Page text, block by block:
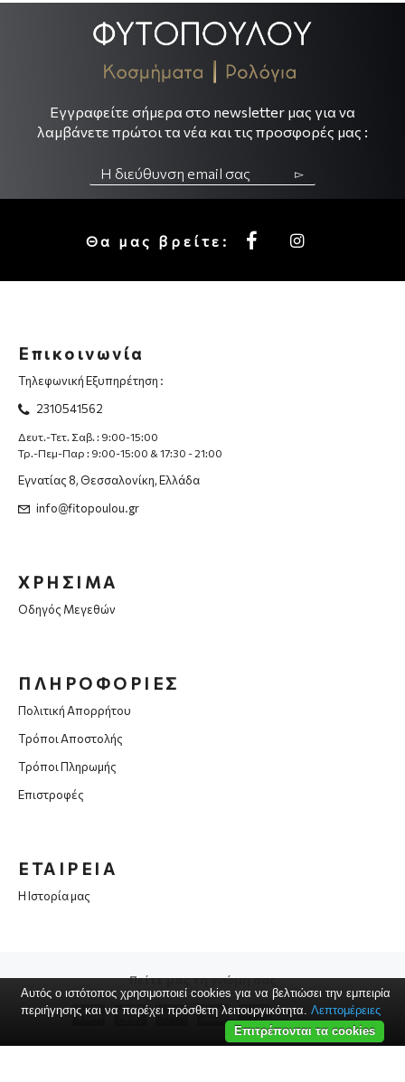
Εγγραφείτε σήμερα στο newsletter μας για να
λαμβάνετε πρώτοι τα νέα και τις προσφορές μας :
▻
Θα μας βρείτε:
Επικοινωνία
Τηλεφωνική Εξυπηρέτηση :
2310541562
Δευτ.-Τετ. Σαβ. : 9:00-15:00
Τρ.-Πεμ-Παρ : 9:00-15:00 & 17:30 - 21:00
Εγνατίας 8, Θεσσαλονίκη, Ελλάδα
info@fitopoulou.gr
ΧΡΗΣΙΜΑ
Οδηγός Μεγεθών
ΠΛΗΡΟΦΟΡΙΕΣ
Πολιτική Απορρήτου
Τρόποι Αποστολής
Τρόποι Πληρωμής
Επιστροφές
ΕΤΑΙΡΕΙΑ
Η Ιστορία μας
Πείτε μας τη γνώμη σας
Αυτός ο ιστότοπος χρησιμοποιεί cookies για να βελτιώσει την εμπειρία
περιήγησης και να παρέχει πρόσθετη λειτουργικότητα. Λεπτομέρειες
Επιτρέπονται τα cookies